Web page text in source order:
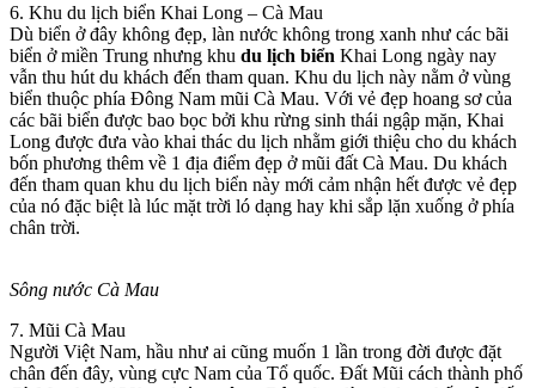
6. Khu du lịch biển Khai Long – Cà Mau
Dù biển ở đây không đẹp, làn nước không trong xanh như các bãi
biển ở miền Trung nhưng khu du lịch biển Khai Long ngày nay
vẫn thu hút du khách đến tham quan. Khu du lịch này nằm ở vùng
biển thuộc phía Đông Nam mũi Cà Mau. Với vẻ đẹp hoang sơ của
các bãi biển được bao bọc bởi khu rừng sinh thái ngập mặn, Khai
Long được đưa vào khai thác du lịch nhằm giới thiệu cho du khách
bốn phương thêm về 1 địa điểm đẹp ở mũi đất Cà Mau. Du khách
đến tham quan khu du lịch biển này mới cảm nhận hết được vẻ đẹp
của nó đặc biệt là lúc mặt trời ló dạng hay khi sắp lặn xuống ở phía
chân trời.
Sông nước Cà Mau
7. Mũi Cà Mau
Người Việt Nam, hầu như ai cũng muốn 1 lần trong đời được đặt
chân đến đây, vùng cực Nam của Tổ quốc. Đất Mũi cách thành phố